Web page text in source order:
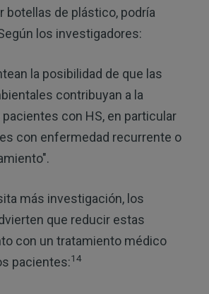
botellas de plástico, podría
los investigadores:
la posibilidad de que las
contribuyan a la
con HS, en particular
con enfermedad recurrente o
más investigación, los
que reducir estas
con un tratamiento médico
pacientes:14